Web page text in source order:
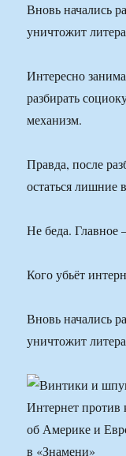
Вновь начались
уничтожит
Интересно
разбирать
механизм.
Правда, после
остаться
Не беда. Главное
Кого убьёт
Вновь начались
уничтожит